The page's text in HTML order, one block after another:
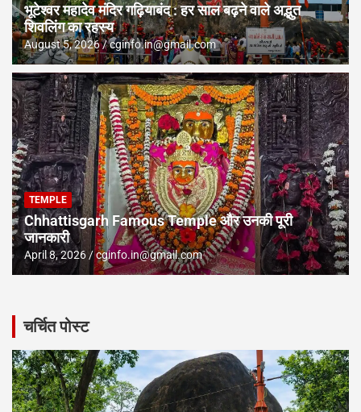
भूटेश्वर महादेव मंदिर गढ़ियाबंद : हर साल बढ़ने वाले अद्भुत
शिवलिंग का रहस्य
August 5, 2026 cginfo.in@gmail.com
TEMPLE
Chhattisgarh Famous Temple और उनकी पूरी
जानकारी
April 8, 2026 cginfo.in@gmail.com
चर्चित पोस्ट